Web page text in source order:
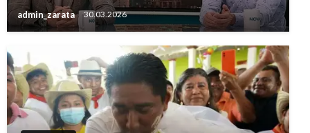
admin_zarata 30.03.2026